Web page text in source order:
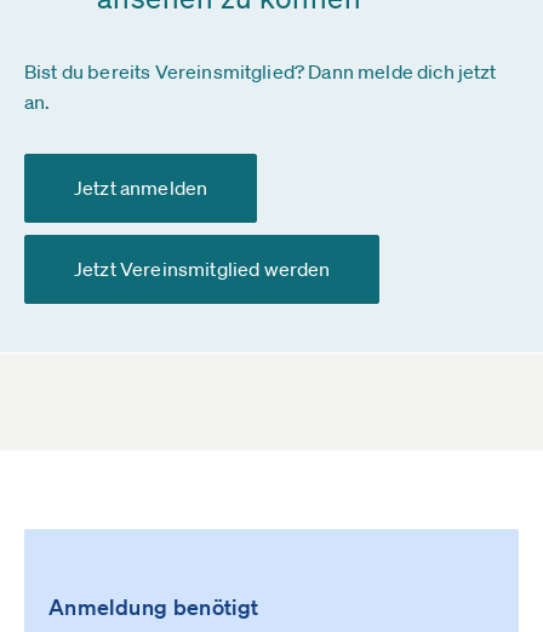
Bist du bereits Vereinsmitglied? Dann melde dich jetzt
an.
Jetzt anmelden
Jetzt Vereinsmitglied werden
Anmeldung benötigt